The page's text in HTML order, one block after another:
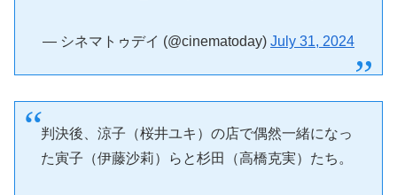
— シネマトゥデイ (@cinematoday) July 31, 2024
判決後、涼子（桜井ユキ）の店で偶然一緒になっ
た寅子（伊藤沙莉）らと杉田（高橋克実）たち。